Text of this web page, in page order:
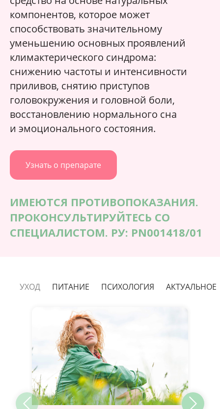
компонентов, которое может
способствовать значительному
уменьшению основных проявлений
климактерического синдрома:
снижению частоты и интенсивности
приливов, снятию приступов
головокружения и головной боли,
восстановлению нормального сна
и эмоционального состояния.
Узнать о препарате
ИМЕЮТСЯ ПРОТИВОПОКАЗАНИЯ.
ПРОКОНСУЛЬТИРУЙТЕСЬ СО
СПЕЦИАЛИСТОМ. РУ: РN001418/01
УХОД ПИТАНИЕ ПСИХОЛОГИЯ АКТУАЛЬНОЕ